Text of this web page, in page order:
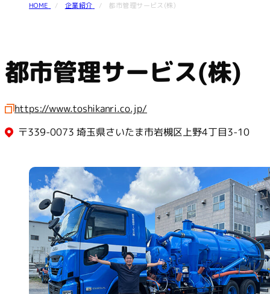
HOME 企業紹介 都市管理サービス(株)
都市管理サービス(株)
https://www.toshikanri.co.jp/
〒339-0073 埼玉県さいたま市岩槻区上野4丁目3-10